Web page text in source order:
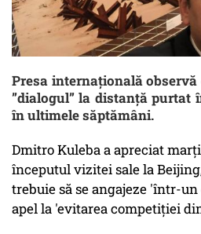
Presa internațională
”dialogul” la distanță purtat
în ultimele săptămâni.
Dmitro Kuleba a apreciat
începutul vizitei sale la
trebuie să se angajeze 'într-
apel la 'evitarea competiţiei